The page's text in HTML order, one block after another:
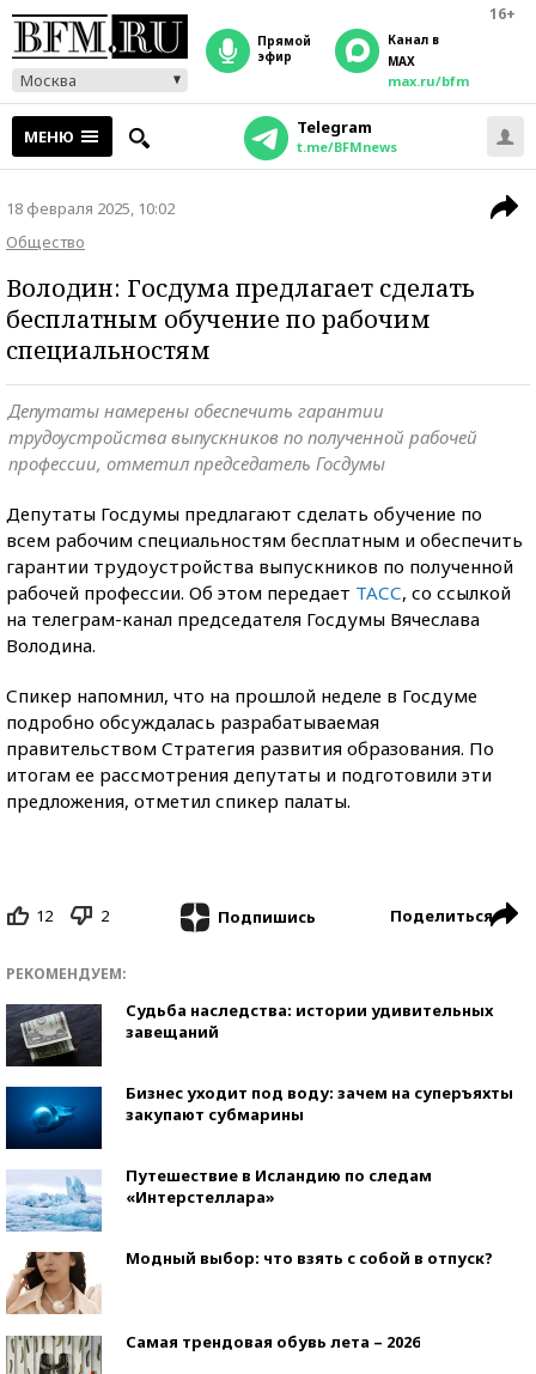
16+
Москва
прямой
эфир
Канал в
MAX
max.ru/bfm
МЕНЮ Telegram
t.me/BFMnews
18 февраля 2025, 10:02
Общество
Володин: Госдума предлагает сделать
бесплатным обучение по рабочим
специальностям
Депутаты намерены обеспечить гарантии
трудоустройства выпускников по полученной рабочей
профессии, отметил председатель Госдумы
Депутаты Госдумы предлагают сделать обучение по
всем рабочим специальностям бесплатным и обеспечить
гарантии трудоустройства выпускников по полученной
рабочей профессии. Об этом передает ТАСС, со ссылкой
на телеграм-канал председателя Госдумы Вячеслава
Володина.
Спикер напомнил, что на прошлой неделе в Госдуме
подробно обсуждалась разрабатываемая
правительством Стратегия развития образования. По
итогам ее рассмотрения депутаты и подготовили эти
предложения, отметил спикер палаты.
12 2 Подпишись Поделиться
РЕКОМЕНДУЕМ:
Судьба наследства: истории удивительных
завещаний
Бизнес уходит под воду: зачем на суперъяхты
закупают субмарины
Путешествие в Исландию по следам
«Интерстеллара»
Модный выбор: что взять с собой в отпуск?
Самая трендовая обувь лета – 2026